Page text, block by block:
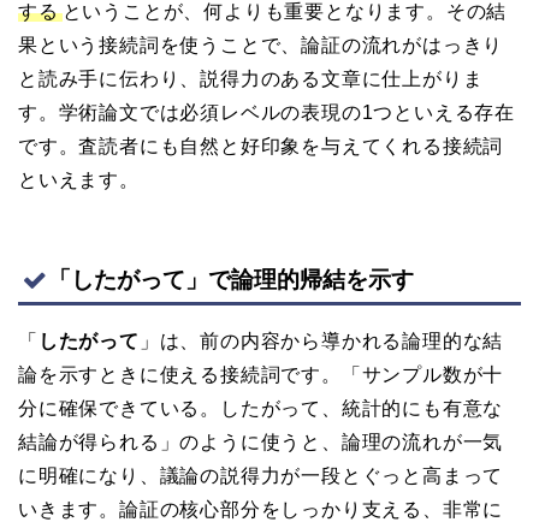
するということが、何よりも重要となります。その結
果という接続詞を使うことで、論証の流れがはっきり
と読み手に伝わり、説得力のある文章に仕上がりま
す。学術論文では必須レベルの表現の1つといえる存在
です。査読者にも自然と好印象を与えてくれる接続詞
といえます。
「したがって」で論理的帰結を示す
「 したがって 」は、前の内容から導かれる論理的な結
論を示すときに使える接続詞です。「サンプル数が十
分に確保できている。したがって、統計的にも有意な
結論が得られる」のように使うと、論理の流れが一気
に明確になり、議論の説得力が一段とぐっと高まって
いきます。論証の核心部分をしっかり支える、非常に